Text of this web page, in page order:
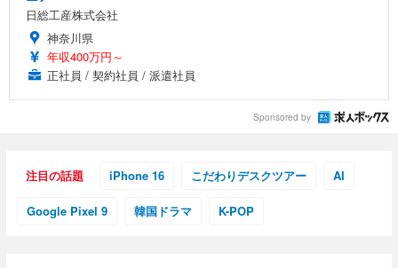
日総工産株式会社
神奈川県
年収400万円～
正社員 / 契約社員 / 派遣社員
Sponsored by
注目の話題 iPhone 16 こだわりデスクツアー AI
Google Pixel 9 韓国ドラマ K-POP